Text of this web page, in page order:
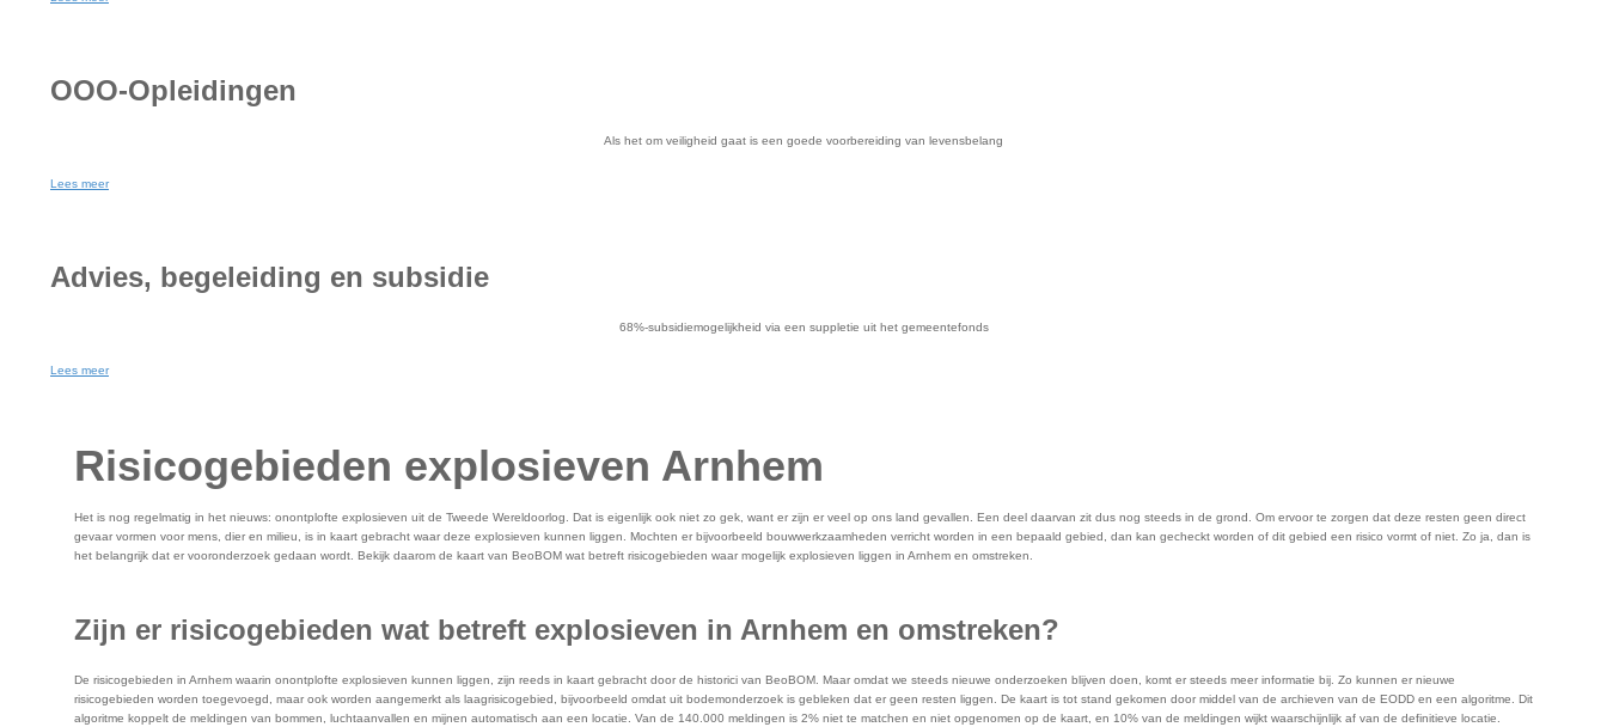
OOO-Opleidingen
Als het om veiligheid gaat is een goede voorbereiding van levensbelang
Lees meer
Advies, begeleiding en subsidie
68%-subsidiemogelijkheid via een suppletie uit het gemeentefonds
Lees meer
Risicogebieden explosieven Arnhem
Het is nog regelmatig in het nieuws: onontplofte explosieven uit de Tweede Wereldoorlog. Dat is eigenlijk ook niet zo gek, want er zijn er veel op ons land gevallen. Een deel daarvan zit dus nog steeds in de grond. Om ervoor te zorgen dat deze resten geen direct
gevaar vormen voor mens, dier en milieu, is in kaart gebracht waar deze explosieven kunnen liggen. Mochten er bijvoorbeeld bouwwerkzaamheden verricht worden in een bepaald gebied, dan kan gecheckt worden of dit gebied een risico vormt of niet. Zo ja, dan is
het belangrijk dat er vooronderzoek gedaan wordt. Bekijk daarom de kaart van BeoBOM wat betreft risicogebieden waar mogelijk explosieven liggen in Arnhem en omstreken.
Zijn er risicogebieden wat betreft explosieven in Arnhem en omstreken?
De risicogebieden in Arnhem waarin onontplofte explosieven kunnen liggen, zijn reeds in kaart gebracht door de historici van BeoBOM. Maar omdat we steeds nieuwe onderzoeken blijven doen, komt er steeds meer informatie bij. Zo kunnen er nieuwe
risicogebieden worden toegevoegd, maar ook worden aangemerkt als laagrisicogebied, bijvoorbeeld omdat uit bodemonderzoek is gebleken dat er geen resten liggen. De kaart is tot stand gekomen door middel van de archieven van de EODD en een algoritme. Dit
algoritme koppelt de meldingen van bommen, luchtaanvallen en mijnen automatisch aan een locatie. Van de 140.000 meldingen is 2% niet te matchen en niet opgenomen op de kaart, en 10% van de meldingen wijkt waarschijnlijk af van de definitieve locatie.